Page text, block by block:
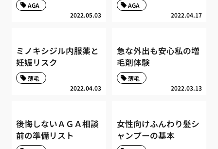
2022.05.03
AGA
2022.04.17
AGA
ミノキシジル内服薬と
妊娠リスク
2022.04.03
薄毛
急な外出も安心私の増
毛剤体験
2022.03.13
薄毛
後悔しないＡＧＡ相談
前の準備リスト
女性向けふんわり髪シ
ャンプーの基本